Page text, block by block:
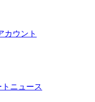
カウント
ニュース